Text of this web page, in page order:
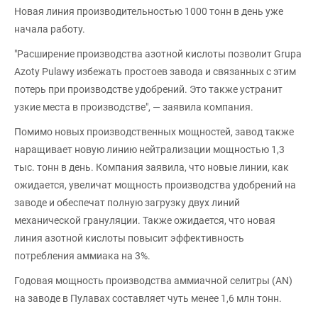
Новая линия производительностью 1000 тонн в день уже
начала работу.
"Расширение производства азотной кислоты позволит Grupa
Azoty Pulawy избежать простоев завода и связанных с этим
потерь при производстве удобрений. Это также устранит
узкие места в производстве", — заявила компания.
Помимо новых производственных мощностей, завод также
наращивает новую линию нейтрализации мощностью 1,3
тыс. тонн в день. Компания заявила, что новые линии, как
ожидается, увеличат мощность производства удобрений на
заводе и обеспечат полную загрузку двух линий
механической грануляции. Также ожидается, что новая
линия азотной кислоты повысит эффективность
потребления аммиака на 3%.
Годовая мощность производства аммиачной селитры (AN)
на заводе в Пулавах составляет чуть менее 1,6 млн тонн.